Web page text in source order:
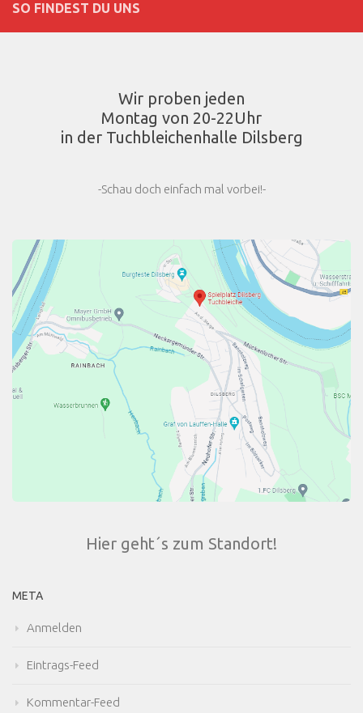
SO FINDEST DU UNS
Wir proben jeden
Montag von 20-22Uhr
in der Tuchbleichenhalle Dilsberg
-Schau doch einfach mal vorbei!-
Hier geht´s zum Standort!
META
Anmelden
Eintrags-Feed
Kommentar-Feed